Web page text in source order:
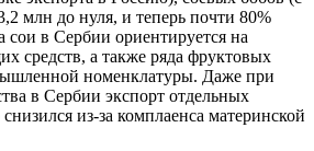
млн до нуля, и теперь почти 80%
сои в Сербии ориентируется на
средств, а также ряда фруктовых
номенклатуры. Даже при
в Сербии экспорт отдельных
из-за комплаенса материнской